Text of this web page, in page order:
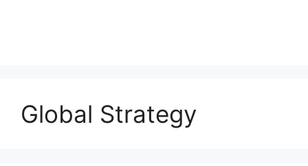
Global Strategy